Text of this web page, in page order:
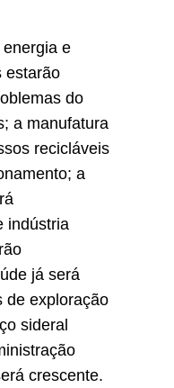
e
estarão
do
a manufatura
recicláveis
a
indústria
já será
de exploração
sideral
crescente.